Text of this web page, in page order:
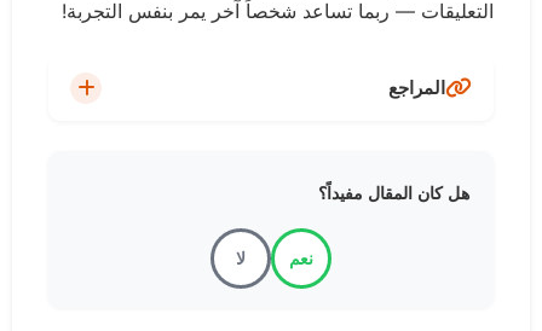
التعليقات — ربما تساعد شخصاً آخر يمر بنفس التجربة!
المراجع
Treatment
MedlinePlus - Appetite - decreased
هل كان المقال مفيداً؟
نعم لا